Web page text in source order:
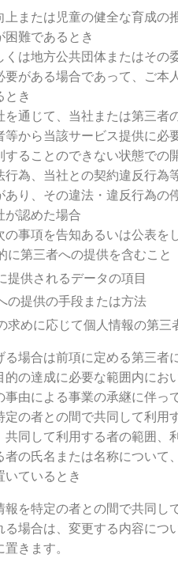
上または児童の健全な育成の
困難であるとき
くは地方公共団体またはその
要がある場合であって、ご本
とき
を通じて、当社または第三者
等から当該サービス提供に必
することのできない状態での
行為、当社との契約違反行為
あり、その違法・違反行為の
が認めた場合
の事項を告知あるいは公表を
に第三者への提供を含むこと
提供されるデータの項目
の提供の手段または方法
求めに応じて個人情報の第三
る場合は前項に定める第三者
的の達成に必要な範囲内にお
事由による事業の承継に伴っ
定の者との間で共同して利用
共同して利用する者の範囲、
者の氏名または名称について
いているとき
報を特定の者との間で共同し
る場合は、変更する内容につ
きます。